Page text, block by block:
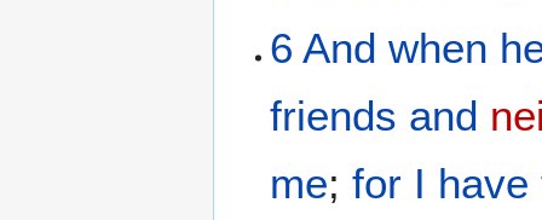
6 And when
friends and
me;for I have